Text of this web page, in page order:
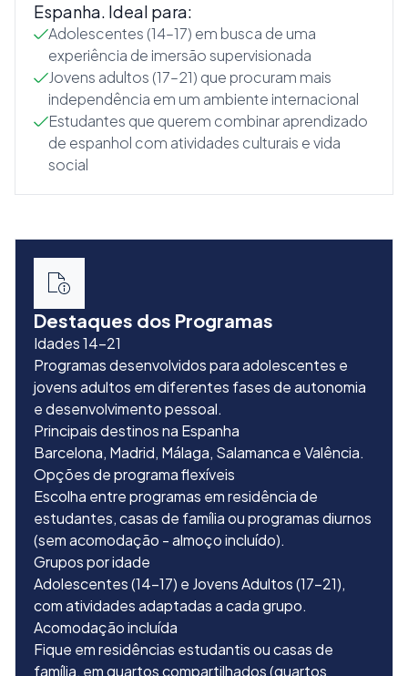
Espanha. Ideal para:
Adolescentes (14–17) em busca de uma
experiência de imersão supervisionada
Jovens adultos (17–21) que procuram mais
independência em um ambiente internacional
Estudantes que querem combinar aprendizado
de espanhol com atividades culturais e vida
social
Destaques dos Programas
Idades 14–21
Programas desenvolvidos para adolescentes e
jovens adultos em diferentes fases de autonomia
e desenvolvimento pessoal.
Principais destinos na Espanha
Barcelona, Madrid, Málaga, Salamanca e Valência.
Opções de programa flexíveis
Escolha entre programas em residência de
estudantes, casas de família ou programas diurnos
(sem acomodação - almoço incluído).
Grupos por idade
Adolescentes (14–17) e Jovens Adultos (17–21),
com atividades adaptadas a cada grupo.
Acomodação incluída
Fique em residências estudantis ou casas de
família, em quartos compartilhados (quartos